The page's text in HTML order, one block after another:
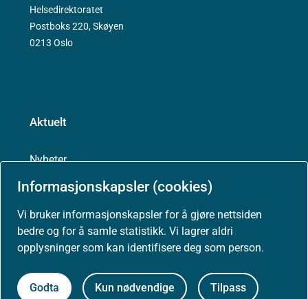
Informasjonskapsler (cookies)
Vi bruker informasjonskapsler for å gjøre nettsiden
bedre og for å samle statistikk. Vi lagrer aldri
opplysninger som kan identifisere deg som person.
Godta Kun nødvendige Tilpass
Helsedirektoratet
Postboks 220, Skøyen
0213 Oslo
Aktuelt
Nyheter
Høringer
Presse